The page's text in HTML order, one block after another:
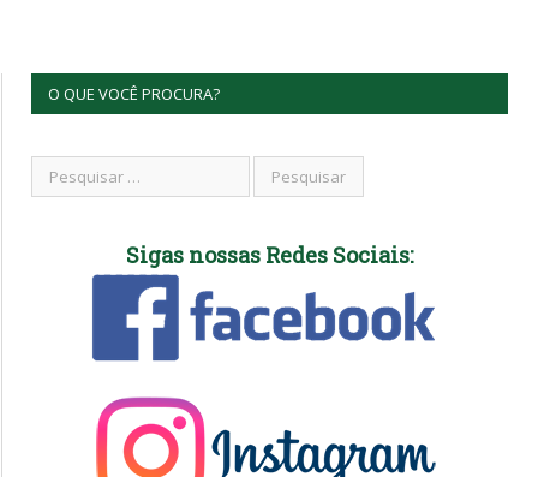
O QUE VOCÊ PROCURA?
Sigas nossas Redes Sociais: